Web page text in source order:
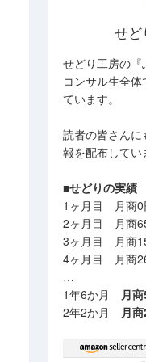
せど
せどり工房の『
コンサル生全体
ています。
読者の皆さん
報を配布してい
■せどりの実績
1ヶ月目 月商0
2ヶ月目 月商
3ヶ月目 月商
4ヶ月目 月商
…
1年6か月 月
2年2か月 月